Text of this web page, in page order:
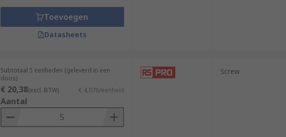
Toevoegen
Datasheets
Subtotaal 5 eenheden (geleverd in een
doos)
€ 20,38(excl. BTW) € 4,076/eenheid
Aantal
Screw